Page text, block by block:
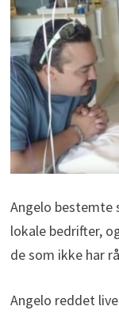
Angelo bestemte
lokale bedrifter,
de som ikke har
Angelo reddet